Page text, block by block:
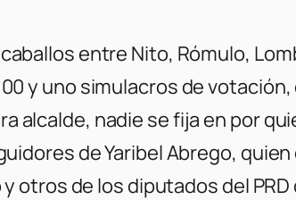
entre Nito, Rómulo,
y uno simulacros de
alcalde, nadie se fija en por
de Yaribel Abrego,
otros de los diputados del